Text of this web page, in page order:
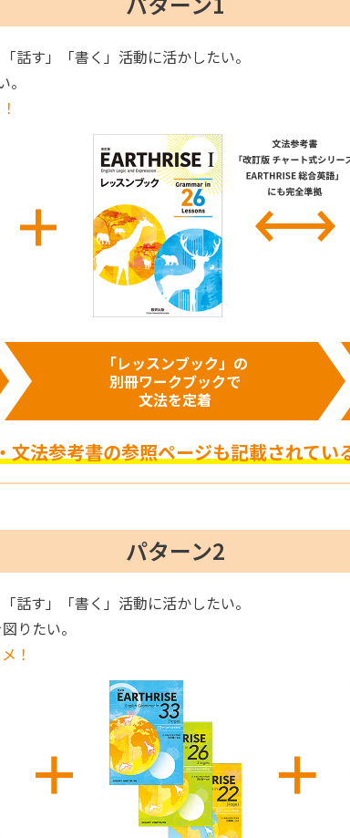
話す」「書く」活動に活かしたい。
「レッスンブック」の
別冊ワークブックで
文法を定着
文法参考書の参照ページも記載されてい
パターン2
話す」「書く」活動に活かしたい。
りたい。
！